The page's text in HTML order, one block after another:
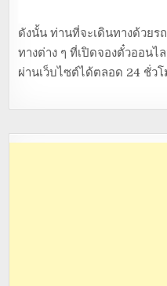
ดังนั้น ท่านที่จะเดินทางด้วยร
ทางต่าง ๆ ที่เปิดจองตั๋วออนไ
ผ่านเว็บไซต์ได้ตลอด 24 ชั่วโ